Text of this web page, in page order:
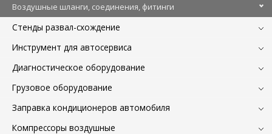
Воздушные шланги, соединения, фитинги
Стенды развал-схождение
Инструмент для автосервиса
Диагностическое оборудование
Грузовое оборудование
Заправка кондиционеров автомобиля
Компрессоры воздушные